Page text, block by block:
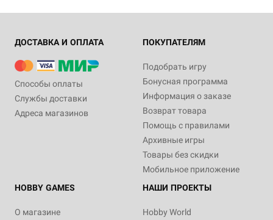
ДОСТАВКА И ОПЛАТА
Способы оплаты
Службы доставки
Адреса магазинов
ПОКУПАТЕЛЯМ
Подобрать игру
Бонусная программа
Информация о заказе
Возврат товара
Помощь с правилами
Архивные игры
Товары без скидки
Мобильное приложение
HOBBY GAMES
О магазине
НАШИ ПРОЕКТЫ
Hobby World